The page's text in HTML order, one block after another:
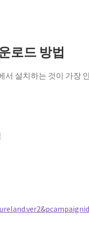
로드 방법
서 설치하는 것이 가장